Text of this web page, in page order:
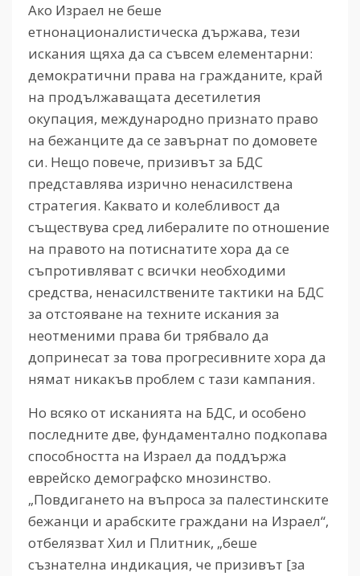
Ако Израел не беше
етнонационалистическа държава, тези
искания щяха да са съвсем елементарни:
демократични права на гражданите, край
на продължаващата десетилетия
окупация, международно признато право
на бежанците да се завърнат по домовете
си. Нещо повече, призивът за БДС
представлява изрично ненасилствена
стратегия. Каквато и колебливост да
съществува сред либералите по отношение
на правото на потиснатите хора да се
съпротивляват с всички необходими
средства, ненасилствените тактики на БДС
за отстояване на техните искания за
неотменими права би трябвало да
допринесат за това прогресивните хора да
нямат никакъв проблем с тази кампания.
Но всяко от исканията на БДС, и особено
последните две, фундаментално подкопава
способността на Израел да поддържа
еврейско демографско мнозинство.
„Повдигането на въпроса за палестинските
бежанци и арабските граждани на Израел“,
отбелязват Хил и Плитник, „беше
съзнателна индикация, че призивът [за